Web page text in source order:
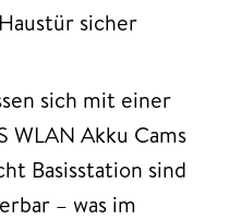
sicher
sich mit einer
WLAN Akku Cams
Basisstation sind
– was im